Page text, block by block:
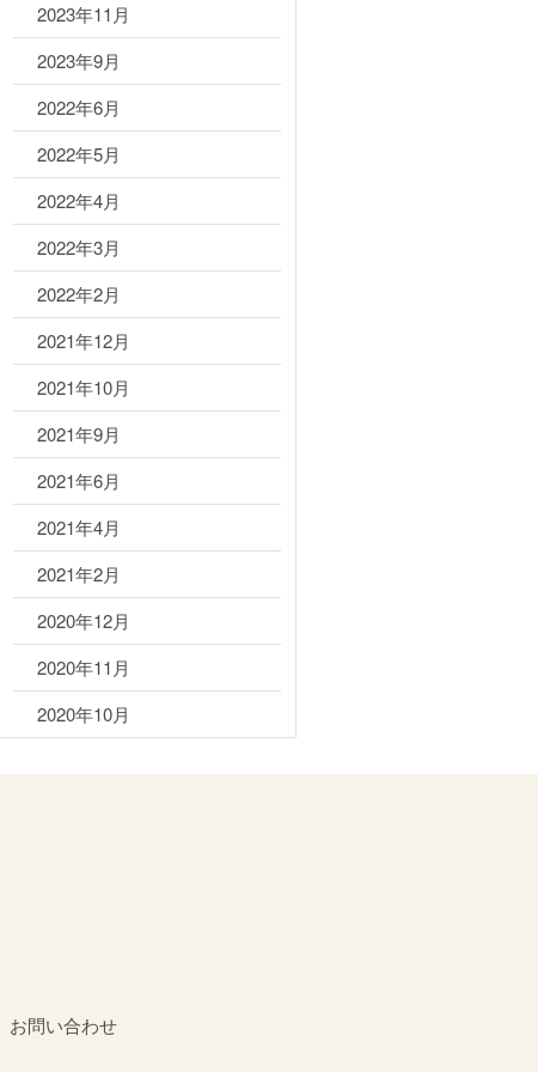
2023年11月
2023年9月
2022年6月
2022年5月
2022年4月
2022年3月
2022年2月
2021年12月
2021年10月
2021年9月
2021年6月
2021年4月
2021年2月
2020年12月
2020年11月
2020年10月
お問い合わせ